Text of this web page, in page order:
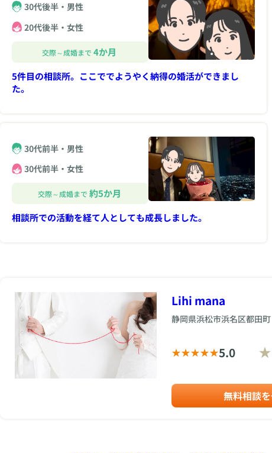
30代後半・男性
20代後半・女性
交際～成婚まで 4か月
5件目の相談所。ここででようやく納得の婚活ができまし
た。
30代前半・男性
30代前半・女性
交際～成婚まで 約5か月
相談所での活動を経て人としても成長しました。
Lihi mana
静岡県浜松市浜名区都田町
5.0
無料相談